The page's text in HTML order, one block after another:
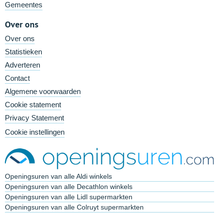
Gemeentes
Over ons
Over ons
Statistieken
Adverteren
Contact
Algemene voorwaarden
Cookie statement
Privacy Statement
Cookie instellingen
Openingsuren van alle Aldi winkels
Openingsuren van alle Decathlon winkels
Openingsuren van alle Lidl supermarkten
Openingsuren van alle Colruyt supermarkten